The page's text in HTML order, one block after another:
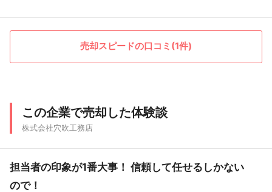
売却スピードの口コミ(1件)
この企業で売却した体験談
株式会社穴吹工務店
担当者の印象が1番大事！ 信頼して任せるしかない
ので！